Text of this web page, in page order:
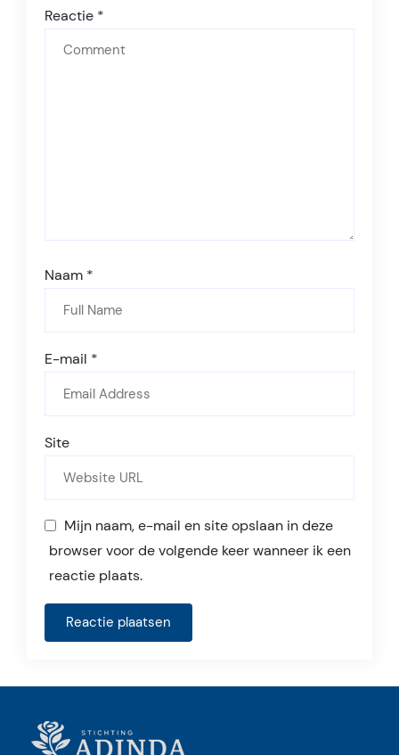
Reactie *
Naam *
E-mail *
Site
Mijn naam, e-mail en site opslaan in deze
browser voor de volgende keer wanneer ik een
reactie plaats.